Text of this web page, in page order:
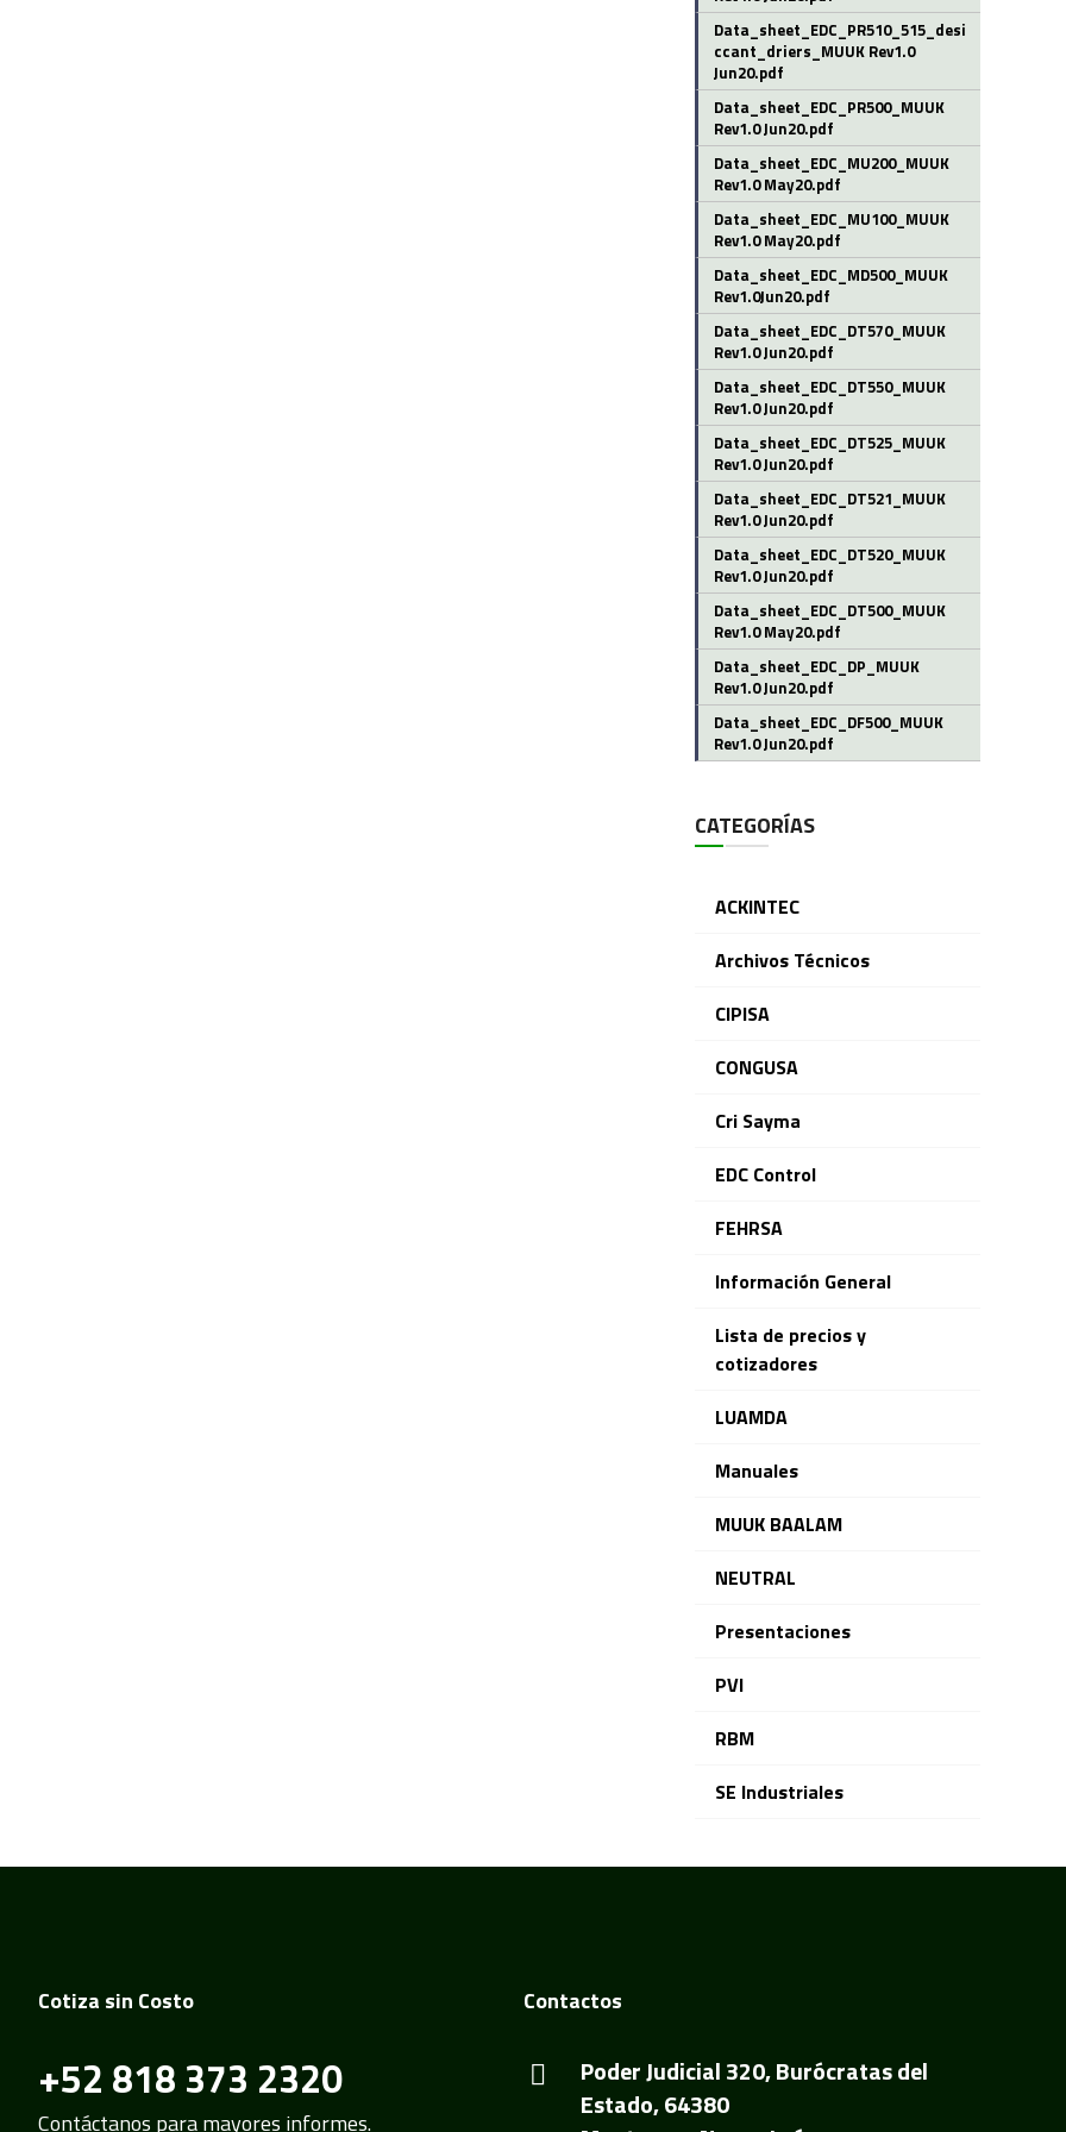
Data_sheet_EDC_PR510_515_desi
ccant_driers_MUUK Rev1.0
Jun20.pdf
Data_sheet_EDC_PR500_MUUK
Rev1.0 Jun20.pdf
Data_sheet_EDC_MU200_MUUK
Rev1.0 May20.pdf
Data_sheet_EDC_MU100_MUUK
Rev1.0 May20.pdf
Data_sheet_EDC_MD500_MUUK
Rev1.0Jun20.pdf
Data_sheet_EDC_DT570_MUUK
Rev1.0 Jun20.pdf
Data_sheet_EDC_DT550_MUUK
Rev1.0 Jun20.pdf
Data_sheet_EDC_DT525_MUUK
Rev1.0 Jun20.pdf
Data_sheet_EDC_DT521_MUUK
Rev1.0 Jun20.pdf
Data_sheet_EDC_DT520_MUUK
Rev1.0 Jun20.pdf
Data_sheet_EDC_DT500_MUUK
Rev1.0 May20.pdf
Data_sheet_EDC_DP_MUUK
Rev1.0 Jun20.pdf
Data_sheet_EDC_DF500_MUUK
Rev1.0 Jun20.pdf
CATEGORÍAS
ACKINTEC
Archivos Técnicos
CIPISA
CONGUSA
Cri Sayma
EDC Control
FEHRSA
Información General
Lista de precios y
cotizadores
LUAMDA
Manuales
MUUK BAALAM
NEUTRAL
Presentaciones
PVI
RBM
SE Industriales
Cotiza sin Costo
+52 818 373 2320
Contáctanos para mayores informes.
Contactos
Poder Judicial 320, Burócratas del
Estado, 64380